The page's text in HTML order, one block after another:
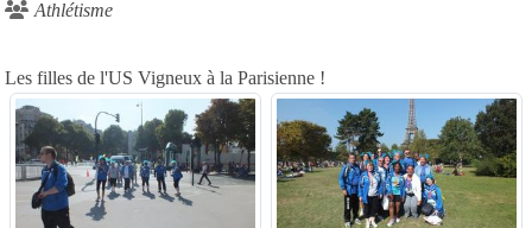
Athlétisme
Les filles de l'US Vigneux à la Parisienne !